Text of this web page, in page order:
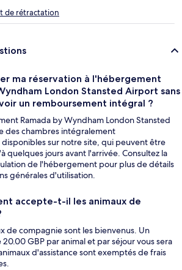
de rétractation
ma réservation à l'hébergement
London Stansted Airport sans
un remboursement intégral ?
Ramada by Wyndham London Stansted
des chambres intégralement
sur notre site, qui peuvent être
quelques jours avant l'arrivée. Consultez la
de l'hébergement pour plus de détails
générales d'utilisation.
accepte-t-il les animaux de
de compagnie sont les bienvenus. Un
GBP par animal et par séjour vous sera
d'assistance sont exemptés de frais